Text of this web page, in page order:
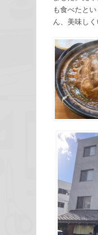
も食べたと
ん、美味しく